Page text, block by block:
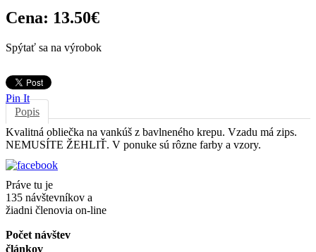
Cena: 13.50€
Spýtať sa na výrobok
Pin It
Popis
Kvalitná obliečka na vankúš z bavlneného krepu. Vzadu má zips.
NEMUSÍTE ŽEHLIŤ. V ponuke sú rôzne farby a vzory.
Práve tu je
135 návštevníkov a
žiadni členovia on-line
Počet návštev
článkov